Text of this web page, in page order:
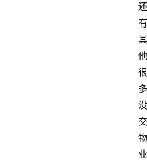
还
有
其
他
很
多
没
交
物
业